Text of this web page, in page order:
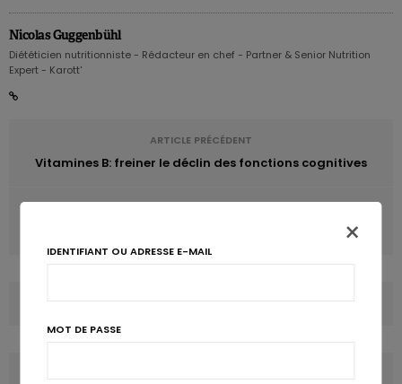
Nicolas Guggenbühl
Diététicien nutritionniste - Rédacteur en chef - Partner & Senior Nutrition
Expert - Karott'
ARTICLE PRÉCÉDENT
Vitamines B: freiner le déclin des fonctions cognitives
Vitamines et cancer du côlon : résultats contradictoires
COMMENTS(0)
LATEST POSTS
×
IDENTIFIANT OU ADRESSE E-MAIL
MOT DE PASSE